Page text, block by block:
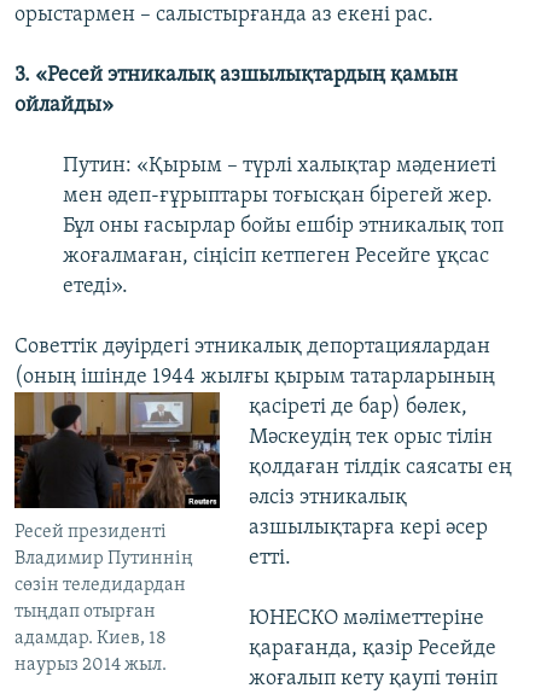
орыстармен – салыстырғанда аз екені рас.
3. «Ресей этникалық азшылықтардың қамын
ойлайды»
Путин: «Қырым – түрлі халықтар мәдениеті
мен әдеп-ғұрыптары тоғысқан бірегей жер.
Бұл оны ғасырлар бойы ешбір этникалық топ
жоғалмаған, сіңісіп кетпеген Ресейге ұқсас
етеді».
Советтік дәуірдегі этникалық депортациялардан
(оның ішінде 1944 жылғы қырым
Ресей президенті
Владимир Путиннің
сөзін теледидардан
тыңдап отырған
адамдар. Киев, 18
наурыз 2014 жыл.
татарларының
қасіреті де бар) бөлек,
Мәскеудің тек орыс тілін
қолдаған тілдік саясаты ең
әлсіз этникалық
азшылықтарға кері әсер
етті.
ЮНЕСКО мәліметтеріне
қарағанда, қазір Ресейде
жоғалып кету қаупі төніп